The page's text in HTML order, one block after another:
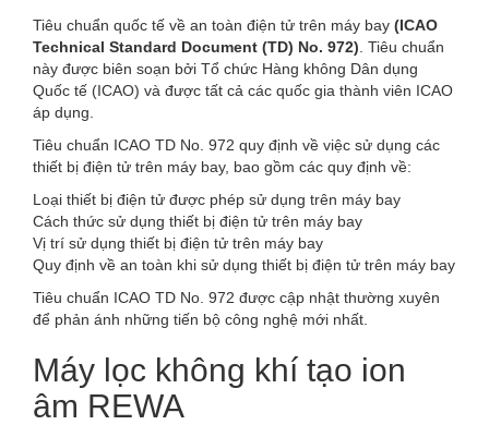
Tiêu chuẩn quốc tế về an toàn điện tử trên máy bay (ICAO
Technical Standard Document (TD) No. 972) . Tiêu chuẩn
này được biên soạn bởi Tổ chức Hàng không Dân dụng
Quốc tế (ICAO) và được tất cả các quốc gia thành viên ICAO
áp dụng.
Tiêu chuẩn ICAO TD No. 972 quy định về việc sử dụng các
thiết bị điện tử trên máy bay, bao gồm các quy định về:
Loại thiết bị điện tử được phép sử dụng trên máy bay
Cách thức sử dụng thiết bị điện tử trên máy bay
Vị trí sử dụng thiết bị điện tử trên máy bay
Quy định về an toàn khi sử dụng thiết bị điện tử trên máy bay
Tiêu chuẩn ICAO TD No. 972 được cập nhật thường xuyên
để phản ánh những tiến bộ công nghệ mới nhất.
Máy lọc không khí tạo ion
âm REWA